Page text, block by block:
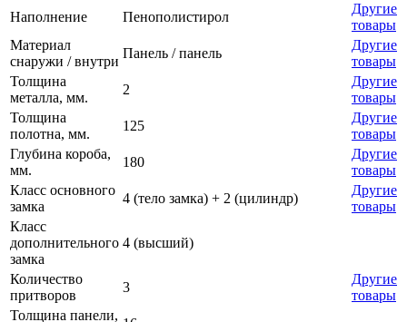
Наполнение
Пенополистирол
Другие
товары
Материал
снаружи / внутри
Панель / панель
Другие
товары
Толщина
металла, мм.
2
Другие
товары
Толщина
полотна, мм.
125
Другие
товары
Глубина короба,
мм.
180
Другие
товары
Класс основного
замка
4 (тело замка) + 2 (цилиндр)
Другие
товары
Класс
дополнительного
замка
4 (высший)
Количество
притворов
3
Другие
товары
Толщина панели,